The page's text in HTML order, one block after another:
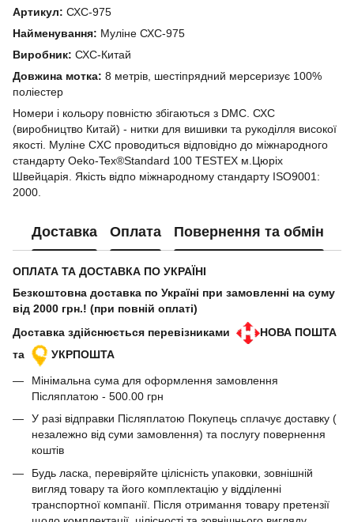
Артикул: СХС-975
Найменування: Муліне СХС-975
Виробник: СХС-Китай
Довжина мотка: 8 метрів, шестіпрядний мерсеризує 100%
поліестер
Номери і кольору повністю збігаються з DMC. СХС
(виробництво Китай) - нитки для вишивки та рукоділля високої
якості. Муліне CXC проводиться відповідно до міжнародного
стандарту Oeko-Tex®Standard 100 TESTEX м.Цюріх
Швейцарія. Якість відпо міжнародному стандарту ISO9001:
2000.
Доставка Оплата Повернення та обмін
ОПЛАТА ТА ДОСТАВКА ПО УКРАЇНІ
Безкоштовна доставка по Україні при замовленні на суму
від 2000 грн.! (при повній оплаті)
Доставка здійснюється перевізниками
НОВА ПОШТА
та
УКРПОШТА
Мінімальна сума для оформлення замовлення
Післяплатою - 500.00 грн
У разі відправки Післяплатою Покупець сплачує доставку (
незалежно від суми замовлення) та послугу повернення
коштів
Будь ласка, перевіряйте цілісність упаковки, зовнішній
вигляд товару та його комплектацію у відділенні
транспортної компанії. Після отримання товару претензії